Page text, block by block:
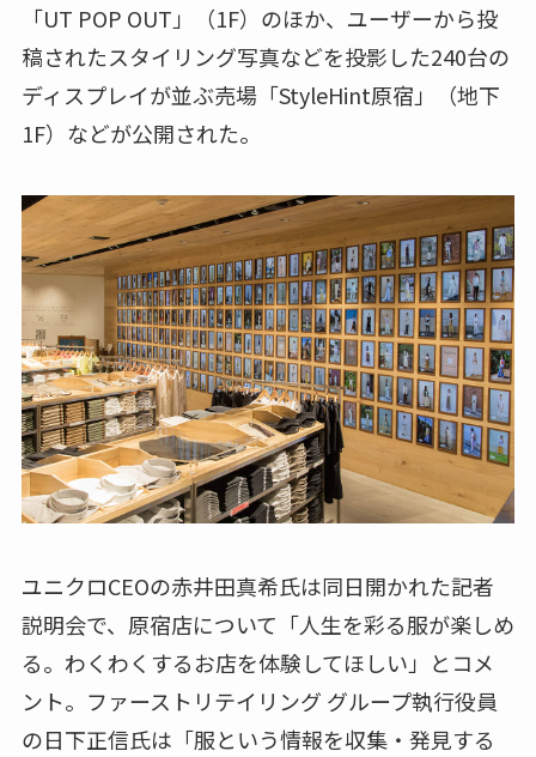
「UT POP OUT」（1F）のほか、ユーザーから投
稿されたスタイリング写真などを投影した240台の
ディスプレイが並ぶ売場「StyleHint原宿」（地下
1F）などが公開された。
ユニクロCEOの赤井田真希氏は同日開かれた記者
説明会で、原宿店について「人生を彩る服が楽しめ
る。わくわくするお店を体験してほしい」とコメ
ント。ファーストリテイリング グループ執行役員
の日下正信氏は「服という情報を収集・発見する